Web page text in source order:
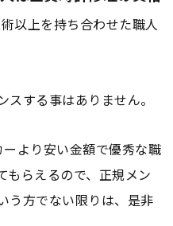
以上を持ち合わせた職人
する事はありません。
より安い金額で優秀な職
もらえるので、正規メン
う方でない限りは、是非